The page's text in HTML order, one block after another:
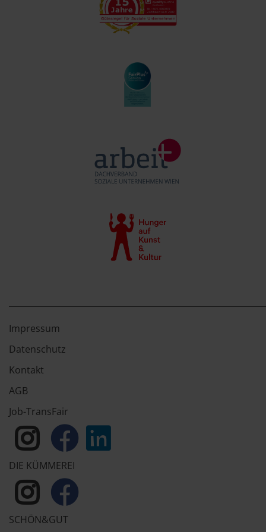
Impressum
Datenschutz
Kontakt
AGB
Job-TransFair
DIE KÜMMEREI
SCHÖN&GUT